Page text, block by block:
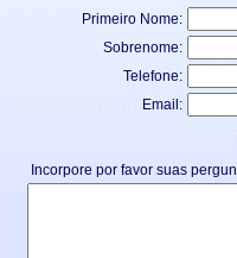
Primeiro Nome:
Sobrenome:
Telefone:
Email:
Incorpore por favor suas